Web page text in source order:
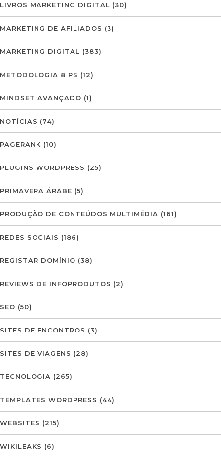
LIVROS MARKETING DIGITAL (30)
MARKETING DE AFILIADOS (3)
MARKETING DIGITAL (383)
METODOLOGIA 8 PS (12)
MINDSET AVANÇADO (1)
NOTÍCIAS (74)
PAGERANK (10)
PLUGINS WORDPRESS (25)
PRIMAVERA ÁRABE (5)
PRODUÇÃO DE CONTEÚDOS MULTIMÉDIA (161)
REDES SOCIAIS (186)
REGISTAR DOMÍNIO (38)
REVIEWS DE INFOPRODUTOS (2)
SEO (50)
SITES DE ENCONTROS (3)
SITES DE VIAGENS (28)
TECNOLOGIA (265)
TEMPLATES WORDPRESS (44)
WEBSITES (215)
WIKILEAKS (6)